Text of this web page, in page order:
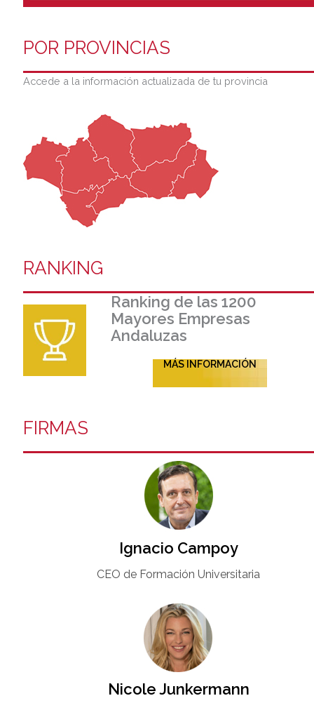
POR PROVINCIAS
Accede a la información actualizada de tu provincia
RANKING
Ranking de las 1200
Mayores Empresas
Andaluzas
MÁS INFORMACIÓN
FIRMAS
Ignacio Campoy​
CEO de Formación Universitaria​
Nicole Junkermann​